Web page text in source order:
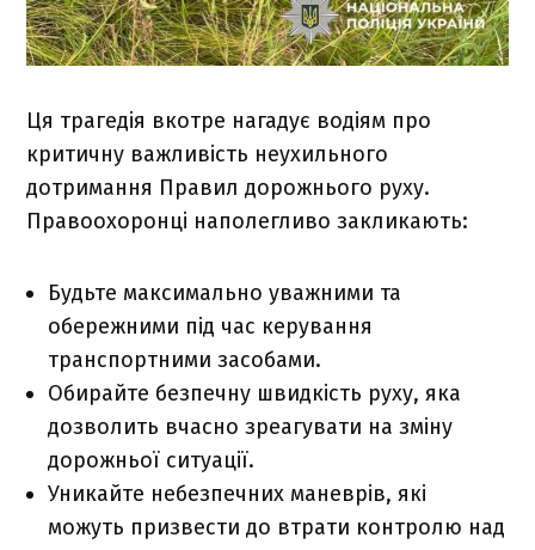
Ця трагедія вкотре нагадує водіям про
критичну важливість неухильного
дотримання Правил дорожнього руху.
Правоохоронці наполегливо закликають:
Будьте максимально уважними та
обережними під час керування
транспортними засобами.
Обирайте безпечну швидкість руху, яка
дозволить вчасно зреагувати на зміну
дорожньої ситуації.
Уникайте небезпечних маневрів, які
можуть призвести до втрати контролю над